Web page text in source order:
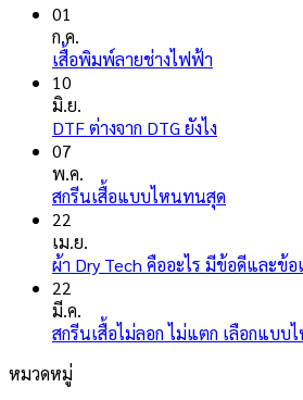
01
ก.ค.
เสื้อพิมพ์ลายช่างไฟฟ้า
บน
ลาย
ช่างไฟ
10
มิ.ย.
DTF ต่างจาก DTG ยังไง
บน
จาก
ไง
07
พ.ค.
สกรีนเสื้อแบบไหนทนสุด
บน
แบบ
22
เม.ย.
ผ้า Dry Tech คืออะไร มีข้อดีและข้อ
22
มี.ค.
สกรีนเสื้อไม่ลอก ไม่แตก เลือกแบบ
หมวดหมู่